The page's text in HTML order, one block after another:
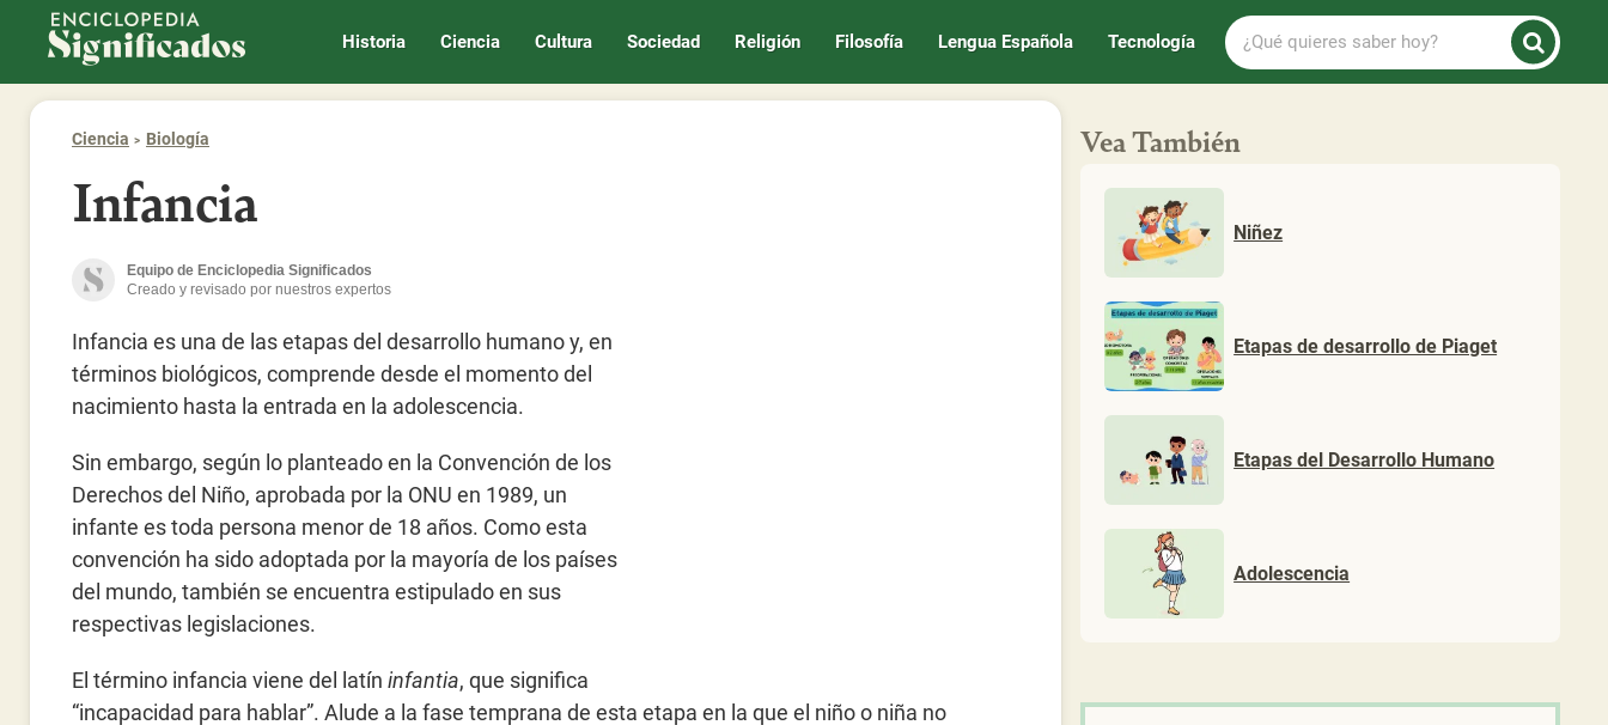
Enciclopedia Significados
Historia Ciencia Cultura Sociedad Religión Filosofía Lengua Española Tecnología
¿Qué
quieres
saber
Ciencia Biología
Infancia
Equipo de Enciclopedia Significados
Creado y revisado por nuestros expertos
Infancia es una de las etapas del desarrollo humano y, en
términos biológicos, comprende desde el momento del
nacimiento hasta la entrada en la adolescencia.
Sin embargo, según lo planteado en la Convención de los
Derechos del Niño, aprobada por la ONU en 1989, un
infante es toda persona menor de 18 años. Como esta
convención ha sido adoptada por la mayoría de los países
del mundo, también se encuentra estipulado en sus
respectivas legislaciones.
El término infancia viene del latín infantia, que significa
“incapacidad para hablar”. Alude a la fase temprana de esta etapa en la que el niño o niña no
Vea También
Niñez
Etapas de desarrollo de Piaget
Etapas del Desarrollo Humano
Adolescencia